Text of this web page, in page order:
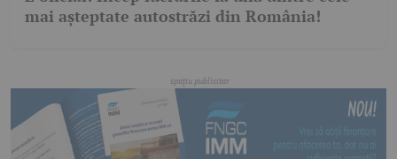
mai așteptate autostrăzi din România!